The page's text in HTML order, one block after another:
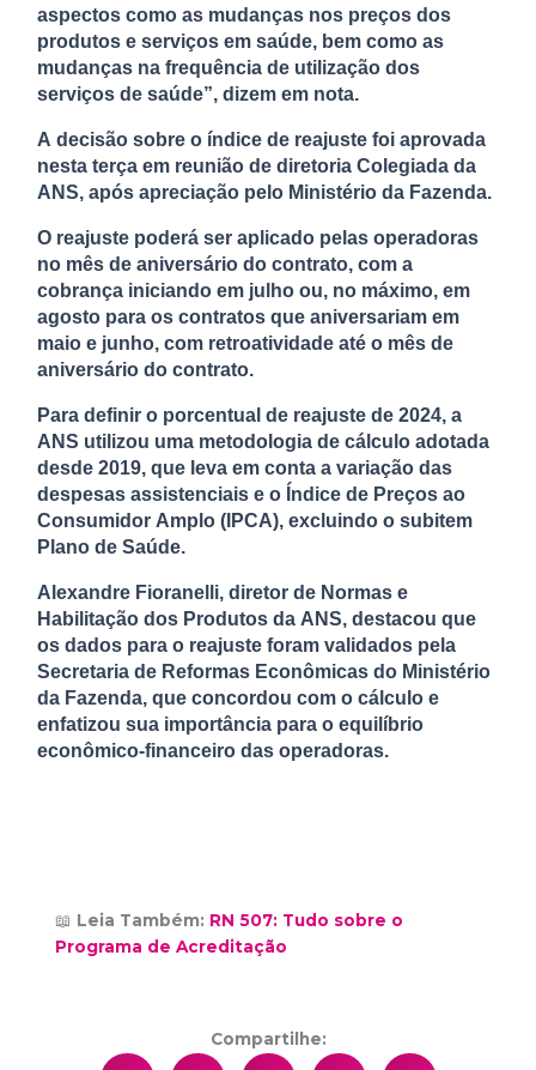
aspectos como as mudanças nos preços dos
produtos e serviços em saúde, bem como as
mudanças na frequência de utilização dos
serviços de saúde”, dizem em nota.
A decisão sobre o índice de reajuste foi aprovada
nesta terça em reunião de diretoria Colegiada da
ANS, após apreciação pelo Ministério da Fazenda.
O reajuste poderá ser aplicado pelas operadoras
no mês de aniversário do contrato, com a
cobrança iniciando em julho ou, no máximo, em
agosto para os contratos que aniversariam em
maio e junho, com retroatividade até o mês de
aniversário do contrato.
Para definir o porcentual de reajuste de 2024, a
ANS utilizou uma metodologia de cálculo adotada
desde 2019, que leva em conta a variação das
despesas assistenciais e o Índice de Preços ao
Consumidor Amplo (IPCA), excluindo o subitem
Plano de Saúde.
Alexandre Fioranelli, diretor de Normas e
Habilitação dos Produtos da ANS, destacou que
os dados para o reajuste foram validados pela
Secretaria de Reformas Econômicas do Ministério
da Fazenda, que concordou com o cálculo e
enfatizou sua importância para o equilíbrio
econômico-financeiro das operadoras.
📖 Leia Também: RN 507: Tudo sobre o
Programa de Acreditação
Compartilhe: